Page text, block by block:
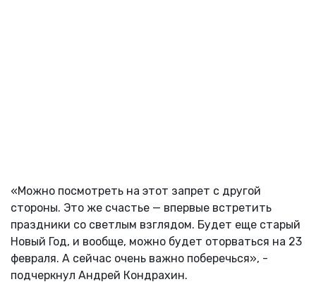
«Можно посмотреть на этот запрет с другой
стороны. Это же счастье — впервые встретить
праздники со светлым взглядом. Будет еще старый
Новый Год, и вообще, можно будет оторваться на 23
февраля. А сейчас очень важно поберечься», -
подчеркнул Андрей Кондрахин.